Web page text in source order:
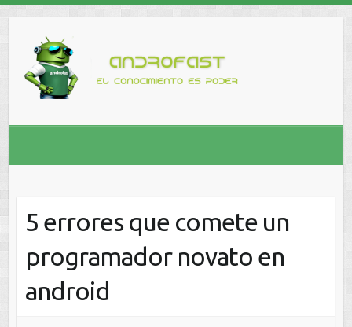
5 errores que comete un
programador novato en
android